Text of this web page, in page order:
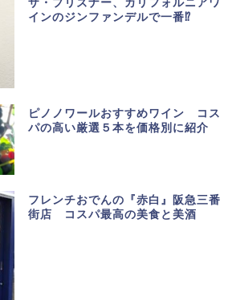
ザ・プリズナー、カリフォルニアワ
インのジンファンデルで一番⁉
ピノノワールおすすめワイン コス
パの高い厳選５本を価格別に紹介
フレンチおでんの『赤白』阪急三番
街店 コスパ最高の美食と美酒